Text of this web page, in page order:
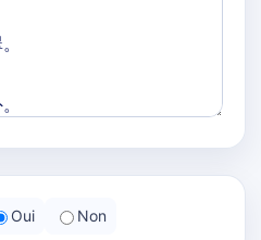
Oui Non